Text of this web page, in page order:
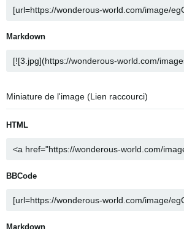
Markdown
Miniature de l'image (Lien raccourci)
HTML
BBCode
Markdown